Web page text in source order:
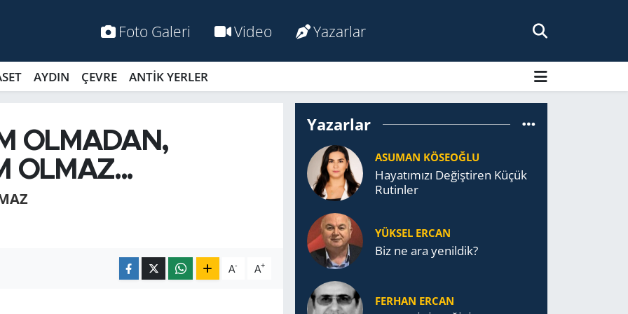
Foto Galeri Video Yazarlar
AYDIN ÇEVRE ANTİK YERLER
OLMADAN,
OLMAZ...
A- A+
Yazarlar
ASUMAN KÖSEOĞLU
Ha­ya­tı­mı­zı De­ğiş­ti­ren Küçük
Ru­tin­ler
YÜKSEL ERCAN
Biz ne ara yenildik?
FERHAN ERCAN